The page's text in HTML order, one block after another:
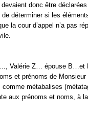
donc être
déterminer si les
la cour d’appel n’a pas
Valérie Z… épouse B…et
et prénoms de Monsieur
métabalises
aux prénoms et noms, à